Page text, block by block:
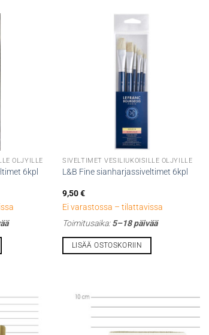
ÖLJYILLE
6kpl
SIVELTIMET VESILIUKOISILLE ÖLJYILLE
L&B Fine sianharjassiveltimet 6kpl
9,50€
Ei varastossa – tilattavissa
Toimitusaika:5–18 päivää
LISÄÄ OSTOSKORIIN